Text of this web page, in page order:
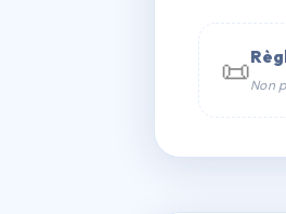
📞
📜Non